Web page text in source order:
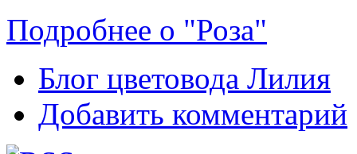
Подробнее о "Роза"
Блог цветовода Лилия
Добавить комментарий